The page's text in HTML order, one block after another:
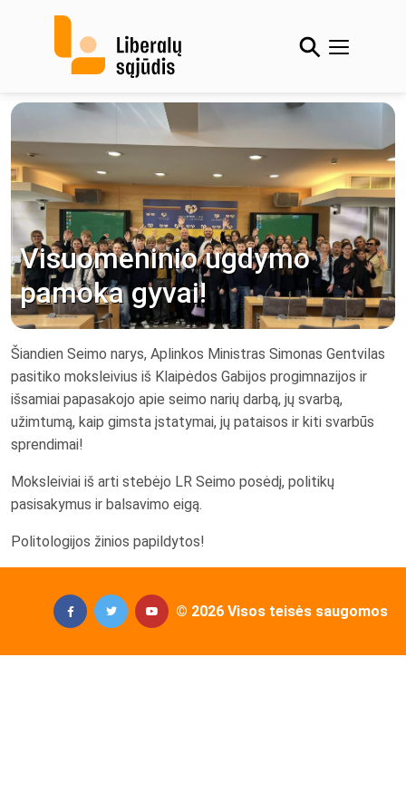
Visuomeninio ugdymo
pamoka gyvai!
Šiandien Seimo narys, Aplinkos Ministras Simonas Gentvilas
pasitiko moksleivius iš Klaipėdos Gabijos progimnazijos ir
išsamiai papasakojo apie seimo narių darbą, jų svarbą,
užimtumą, kaip gimsta įstatymai, jų pataisos ir kiti svarbūs
sprendimai!
Moksleiviai iš arti stebėjo LR Seimo posėdį, politikų
pasisakymus ir balsavimo eigą.
Politologijos žinios papildytos!
© 2026 Visos teisės saugomos